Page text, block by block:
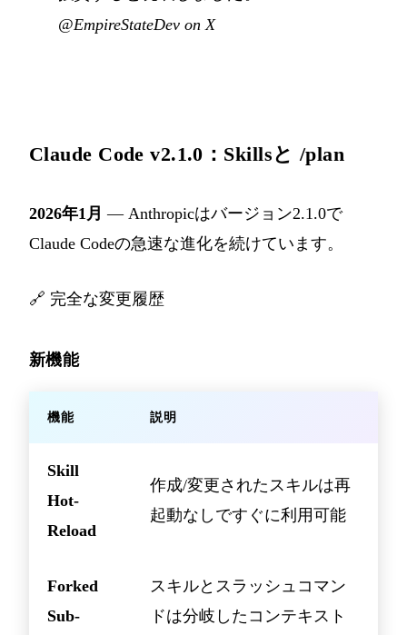
@EmpireStateDev on X
Claude Code v2.1.0：Skillsと /plan
2026年1月 — Anthropicはバージョン2.1.0で
Claude Codeの急速な進化を続けています。
🔗 完全な変更履歴
新機能
機能 説明
Skill
Hot-
Reload
作成/変更されたスキルは再
起動なしですぐに利用可能
Forked
Sub-
スキルとスラッシュコマン
ドは分岐したコンテキスト